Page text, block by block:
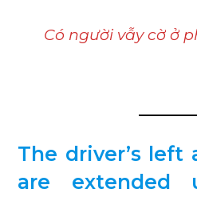
Có người vẫy cờ ở
The driver’s left
are extended